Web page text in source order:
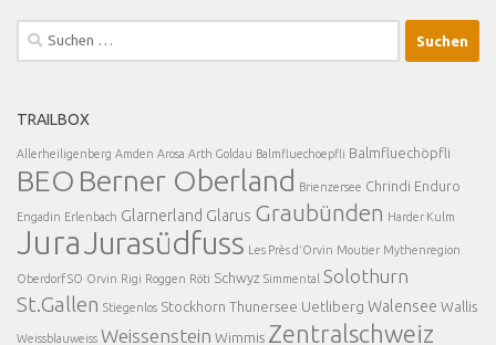
Suchen
nach:
TRAILBOX
Allerheiligenberg Amden Arosa Arth Goldau Balmfluechoepfli Balmfluechöpfli
BEO Berner Oberland Brienzersee Chrindi Enduro
Engadin Erlenbach Glarnerland Glarus Graubünden Harder Kulm
JuraJurasüdfuss Les Près d'Orvin Moutier Mythenregion
Oberdorf SO Orvin Rigi Roggen Röti Schwyz Simmental Solothurn
St.Gallen Stiegenlos Stockhorn Thunersee Uetliberg Walensee Wallis
Weissblauweiss Weissenstein Wimmis Zentralschweiz